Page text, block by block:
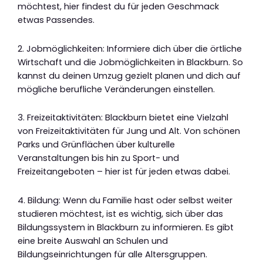
möchtest, hier findest du für jeden Geschmack
etwas Passendes.
2. Jobmöglichkeiten: Informiere dich über die örtliche
Wirtschaft und die Jobmöglichkeiten in Blackburn. So
kannst du deinen Umzug gezielt planen und dich auf
mögliche berufliche Veränderungen einstellen.
3. Freizeitaktivitäten: Blackburn bietet eine Vielzahl
von Freizeitaktivitäten für Jung und Alt. Von schönen
Parks und Grünflächen über kulturelle
Veranstaltungen bis hin zu Sport- und
Freizeitangeboten – hier ist für jeden etwas dabei.
4. Bildung: Wenn du Familie hast oder selbst weiter
studieren möchtest, ist es wichtig, sich über das
Bildungssystem in Blackburn zu informieren. Es gibt
eine breite Auswahl an Schulen und
Bildungseinrichtungen für alle Altersgruppen.